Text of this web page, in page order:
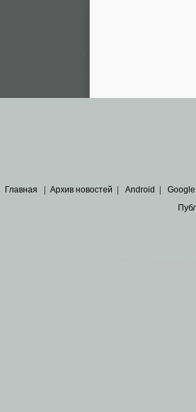
Главная Архив новостей Android Google